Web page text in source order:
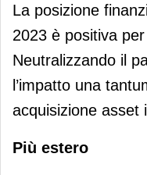
La posizione
2023 è positiva
Neutralizzando il
l’impatto una
acquisizione asset
Più estero